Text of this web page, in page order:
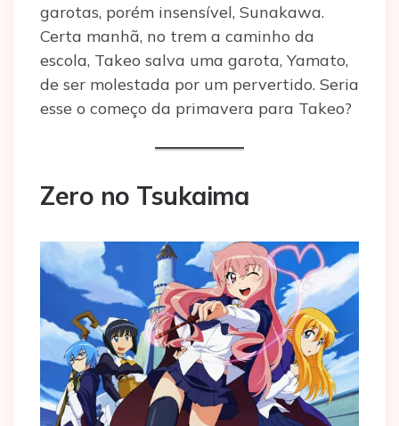
garotas, porém insensível, Sunakawa.
Certa manhã, no trem a caminho da
escola, Takeo salva uma garota, Yamato,
de ser molestada por um pervertido. Seria
esse o começo da primavera para Takeo?
Zero no Tsukaima